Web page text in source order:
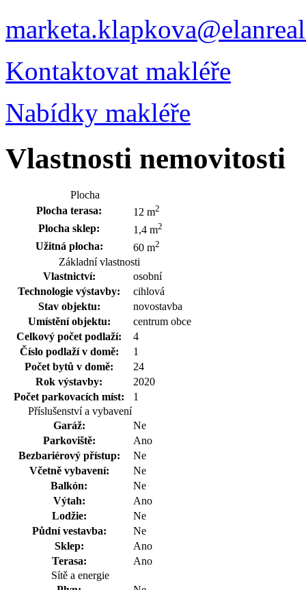
Kontaktovat makléře
Nabídky makléře
Vlastnosti nemovitosti
Plocha
Plocha terasa:
12 m2
Plocha sklep: 1,4 m2
Užitná plocha: 60 m2
Základní vlastnosti
Vlastnictví:
osobní
Technologie výstavby:
cihlová
Stav objektu:
novostavba
Umístění objektu:
centrum obce
Celkový počet podlaží:
4
Číslo podlaží v domě:
1
Počet bytů v domě:
24
Rok výstavby:
2020
Počet parkovacích míst:
1
Příslušenství a vybavení
Garáž:
Ne
Parkoviště:
Ano
Bezbariérový přístup:
Ne
Včetně vybavení:
Ne
Balkón:
Ne
Výtah:
Ano
Lodžie:
Ne
Půdní vestavba:
Ne
Sklep:
Ano
Terasa:
Ano
Sítě a energie